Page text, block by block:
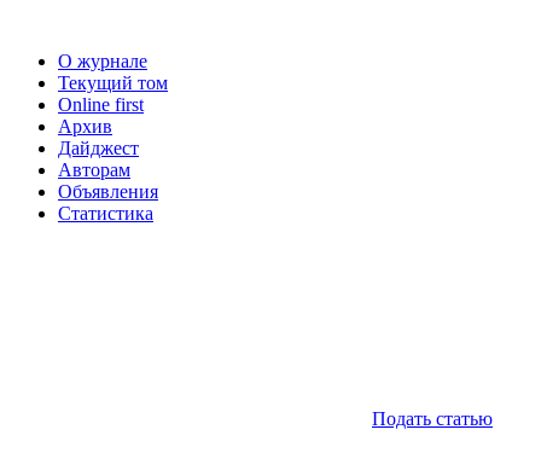
О журнале
Текущий том
Online first
Архив
Дайджест
Авторам
Объявления
Статистика
Подать статью